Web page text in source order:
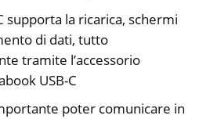
supporta la ricarica, schermi
di dati, tutto
tramite l’accessorio
USB-C
poter comunicare in